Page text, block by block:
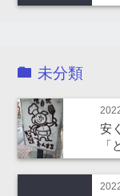
未分類
安
「